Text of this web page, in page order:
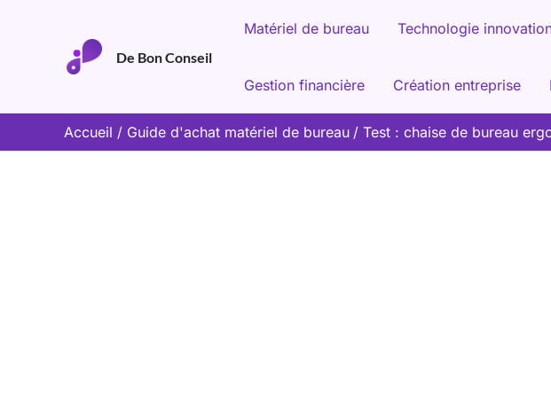
De Bon Conseil
Matériel de bureau Technologie
Gestion financière Création entreprise
Accueil Guide d'achat matériel de bureau Test : chaise de bureau